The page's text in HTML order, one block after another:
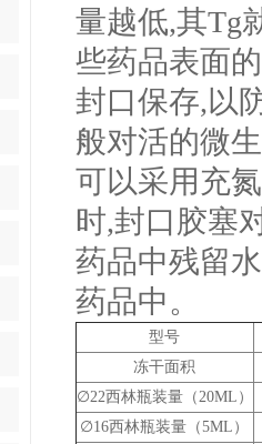
量越低,其Tg
些药品表面
封口保存,以
般对活的微
可以采用充
时,封口胶塞
药品中残留
药品中。
型号
冻干面积
∅22西林瓶装量（20ML ）
∅16西林瓶装量（5ML ）